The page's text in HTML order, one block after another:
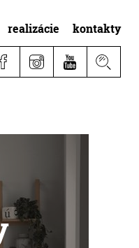
realizácie kontakty